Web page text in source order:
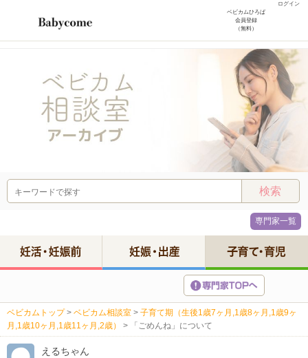
ログイン
ベビカムひろば
会員登録
（無料）
専門家一覧
ベビカムトップ > ベビカム相談室 > 子育て期（生後1歳7ヶ月,1歳8ヶ月,1歳9ヶ
月,1歳10ヶ月,1歳11ヶ月,2歳）
> 「ごめんね」について
えるちゃん